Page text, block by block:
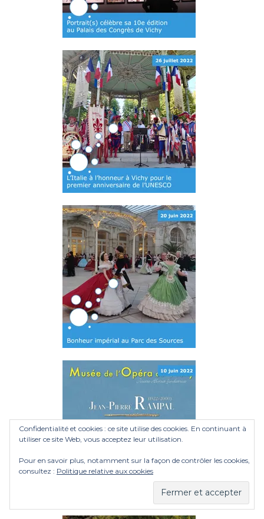
Confidentialité et cookies : ce site utilise des cookies. En continuant à
utiliser ce site Web, vous acceptez leur utilisation.
Pour en savoir plus, notamment sur la façon de contrôler les cookies,
consultez : Politique relative aux cookies